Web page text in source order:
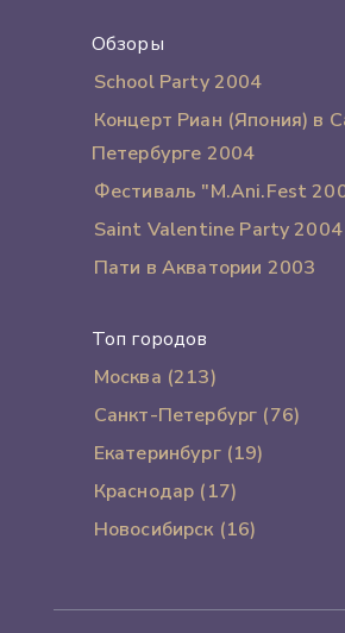
Обзоры
School Party 2004
Концерт Риан (Япония) в
Петербурге 2004
Фестиваль "M.Ani.Fest
Saint Valentine Party 2004
Пати в Акватории 2003
Топ городов
Москва (213)
Санкт-Петербург (76)
Екатеринбург (19)
Краснодар (17)
Новосибирск (16)